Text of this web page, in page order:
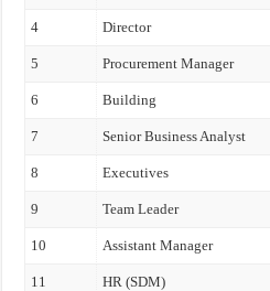
4 Director
5 Procurement Manager
6 Building
7 Senior Business Analyst
8 Executives
9 Team Leader
10 Assistant Manager
11 HR (SDM)